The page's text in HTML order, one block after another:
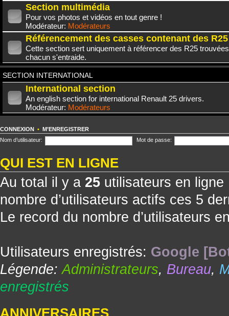
Section multimédia
Pour vos photos et vidéos en tout genre !
Modérateur: Modérateurs
Référencement des casses contenant des R25
Cette section sert uniquement à référencer des R25
chacun s'entraide.
SECTION INTERNATIONAL
International section
An english section for international Renault 25 drivers.
Modérateur: Modérateurs
CONNEXION • M’ENREGISTRER
Nom d’utilisateur:
Mot de passe:
QUI EST EN LIGNE
Au total il y a 25 utilisateurs en
nombre d’utilisateurs actifs ces 5
Le record du nombre d’utilisateurs
Utilisateurs enregistrés: Google
Légende:Administrateurs, Bureau,
enregistrés
ANNIVERSAIRES